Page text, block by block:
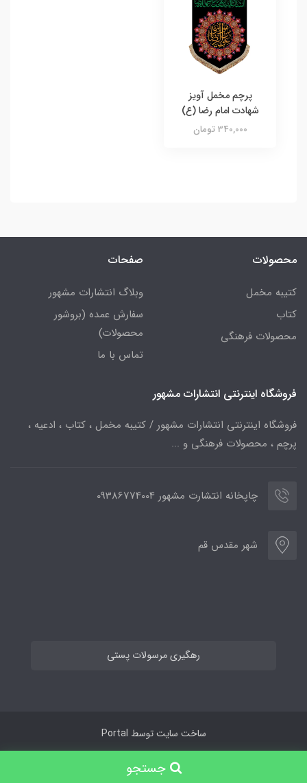
پرچم مخمل آویز
شهادت امام رضا (ع)
340,000 تومان
جستجو
محصولات
کتیبه مخمل
کتاب
محصولات فرهنگی
صفحات
وبلاگ انتشارات مشهور
سفارش عمده (بروشور
محصولات)
تماس با ما
فروشگاه اینترنتی انتشارات مشهور
فروشگاه اینترنتی انتشارات مشهور / کتیبه مخمل ، کتاب ، ادعیه ،
پرچم ، محصولات فرهنگی و ...
چاپخانه انتشارت مشهور 09386774004
شهر مقدس قم
رهگیری مرسولات پستی
ساخت سایت توسط Portal